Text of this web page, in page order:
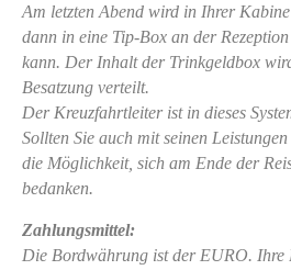
Am letzten Abend wird in Ihrer
dann in eine Tip-Box an der
kann. Der Inhalt der Trinkgeldbox
Besatzung verteilt.
Der Kreuzfahrtleiter ist in dieses
Sollten Sie auch mit seinen
die Möglichkeit, sich am Ende der
bedanken.
Zahlungsmittel:
Die Bordwährung ist der EURO. Ihre